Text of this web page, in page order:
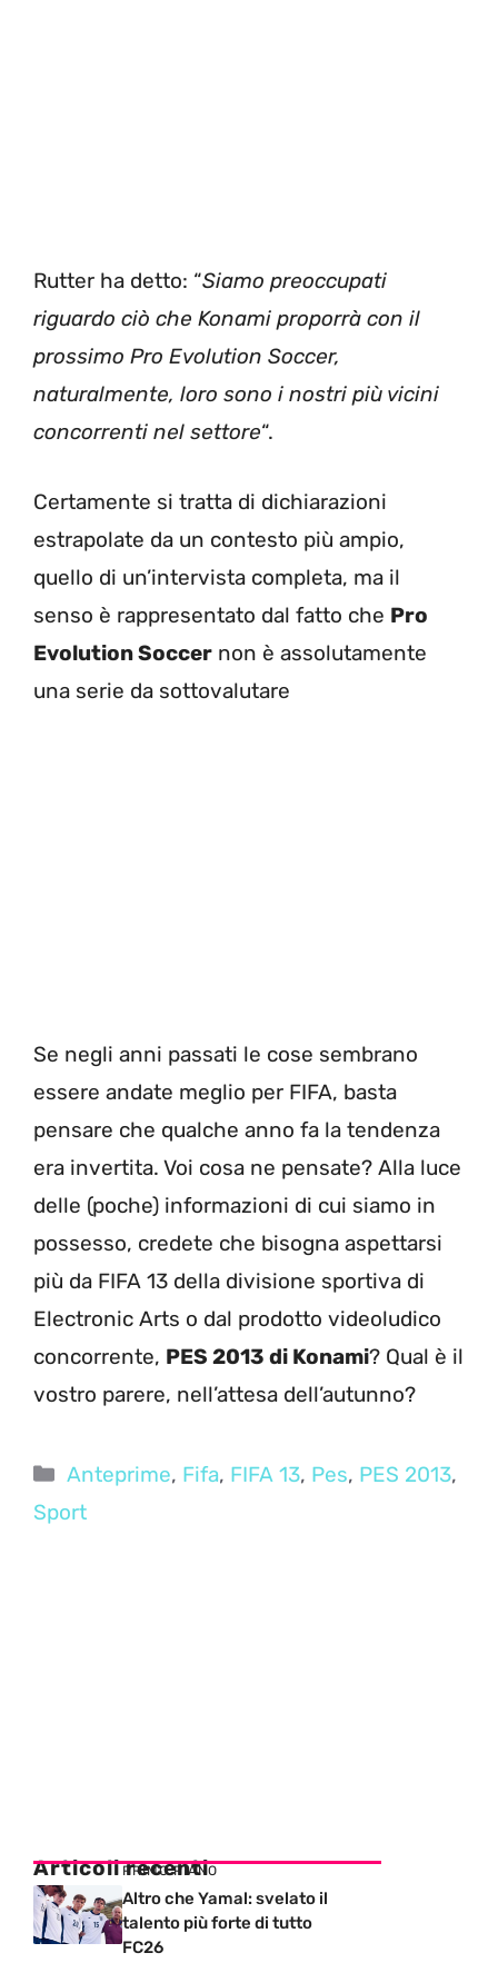
Rutter ha detto: “Siamo preoccupati
riguardo ciò che Konami proporrà con il
prossimo Pro Evolution Soccer,
naturalmente, loro sono i nostri più vicini
concorrenti nel settore“.
Certamente si tratta di dichiarazioni
estrapolate da un contesto più ampio,
quello di un’intervista completa, ma il
senso è rappresentato dal fatto che Pro
Evolution Soccer non è assolutamente
una serie da sottovalutare
Se negli anni passati le cose sembrano
essere andate meglio per FIFA, basta
pensare che qualche anno fa la tendenza
era invertita. Voi cosa ne pensate? Alla luce
delle (poche) informazioni di cui siamo in
possesso, credete che bisogna aspettarsi
più da FIFA 13 della divisione sportiva di
Electronic Arts o dal prodotto videoludico
concorrente, PES 2013 di Konami? Qual è il
vostro parere, nell’attesa dell’autunno?
Categorie
Anteprime, Fifa, FIFA 13, Pes, PES 2013,
Sport
Articoli recenti
PRIMO PIANO
Altro che Yamal: svelato il
talento più forte di tutto
FC26